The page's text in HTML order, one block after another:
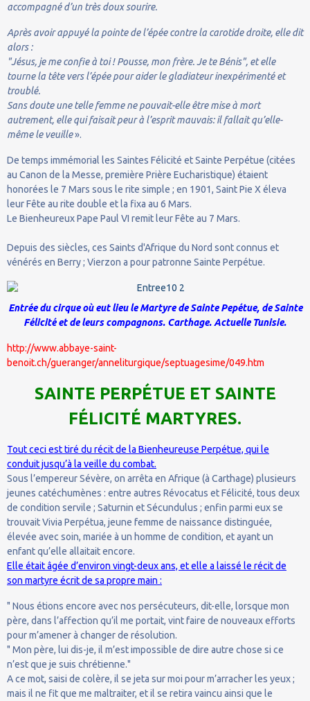
accompagné d’un très doux sourire.
Après avoir appuyé la pointe de l’épée contre la carotide droite, elle dit
alors :
"Jésus, je me confie à toi ! Pousse, mon frère. Je te Bénis", et elle
tourne la tête vers l’épée pour aider le gladiateur inexpérimenté et
troublé.
Sans doute une telle femme ne pouvait-elle être mise à mort
autrement, elle qui faisait peur à l’esprit mauvais: il fallait qu’elle-
même le veuille».
De temps immémorial les Saintes Félicité et Sainte Perpétue (citées
au Canon de la Messe, première Prière Eucharistique) étaient
honorées le 7 Mars sous le rite simple ; en 1901, Saint Pie X éleva
leur Fête au rite double et la fixa au 6 Mars.
Le Bienheureux Pape Paul VI remit leur Fête au 7 Mars.
Depuis des siècles, ces Saints d'Afrique du Nord sont connus et
vénérés en Berry ; Vierzon a pour patronne Sainte Perpétue.
Entrée du cirque où eut lieu le Martyre de Sainte Pepétue, de Sainte
Félicité et de leurs compagnons. Carthage. Actuelle Tunisie.
http://www.abbaye-saint-
benoit.ch/gueranger/anneliturgique/septuagesime/049.htm
SAINTE PERPÉTUE ET SAINTE
FÉLICITÉ MARTYRES.
Tout ceci est tiré du récit de la Bienheureuse Perpétue, qui le
conduit jusqu’à la veille du combat.
Sous l’empereur Sévère, on arrêta en Afrique (à Carthage) plusieurs
jeunes catéchumènes : entre autres Révocatus et Félicité, tous deux
de condition servile ; Saturnin et Sécundulus ; enfin parmi eux se
trouvait Vivia Perpétua, jeune femme de naissance distinguée,
élevée avec soin, mariée à un homme de condition, et ayant un
enfant qu’elle allaitait encore.
Elle était âgée d’environ vingt-deux ans, et elle a laissé le récit de
son martyre écrit de sa propre main :
" Nous étions encore avec nos persécuteurs, dit-elle, lorsque mon
père, dans l’affection qu’il me portait, vint faire de nouveaux efforts
pour m’amener à changer de résolution.
" Mon père, lui dis-je, il m’est impossible de dire autre chose si ce
n’est que je suis chrétienne."
A ce mot, saisi de colère, il se jeta sur moi pour m’arracher les yeux ;
mais il ne fit que me maltraiter, et il se retira vaincu ainsi que le